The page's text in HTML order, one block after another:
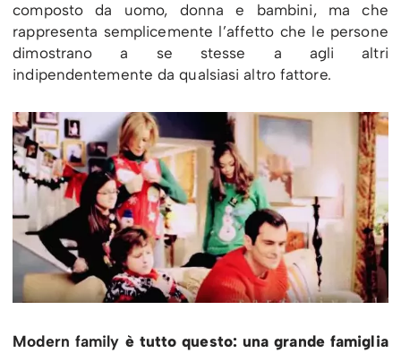
composto da uomo, donna e bambini, ma che
rappresenta semplicemente l’affetto che le persone
dimostrano a se stesse a agli altri
indipendentemente da qualsiasi altro fattore.
Modern family è tutto questo: una grande famiglia